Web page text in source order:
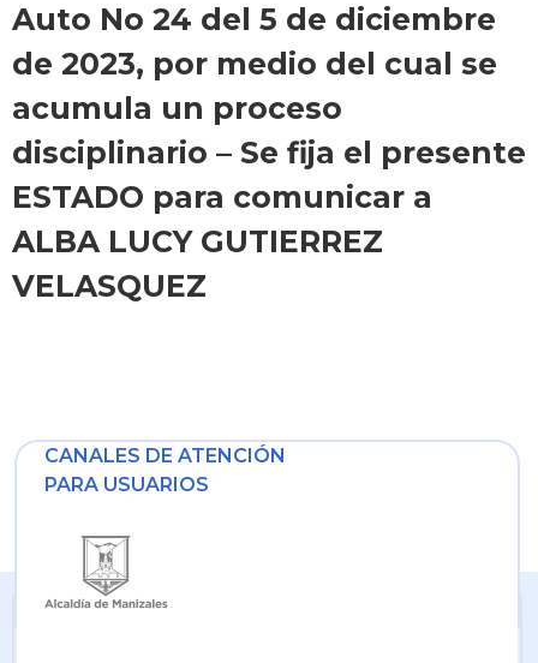
Auto No 24 del 5 de diciembre
de 2023, por medio del cual se
acumula un proceso
disciplinario – Se fija el presente
ESTADO para comunicar a
ALBA LUCY GUTIERREZ
VELASQUEZ
CANALES DE ATENCIÓN
PARA USUARIOS